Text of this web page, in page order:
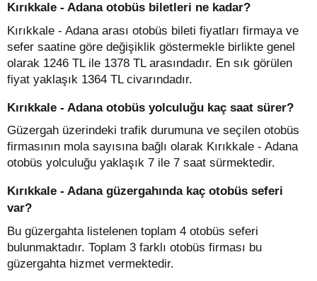
Kırıkkale - Adana otobüs biletleri ne kadar?
Kırıkkale - Adana arası otobüs bileti fiyatları firmaya ve
sefer saatine göre değişiklik göstermekle birlikte genel
olarak 1246 TL ile 1378 TL arasındadır. En sık görülen
fiyat yaklaşık 1364 TL civarındadır.
Kırıkkale - Adana otobüs yolculuğu kaç saat sürer?
Güzergah üzerindeki trafik durumuna ve seçilen otobüs
firmasının mola sayısına bağlı olarak Kırıkkale - Adana
otobüs yolculuğu yaklaşık 7 ile 7 saat sürmektedir.
Kırıkkale - Adana güzergahında kaç otobüs seferi
var?
Bu güzergahta listelenen toplam 4 otobüs seferi
bulunmaktadır. Toplam 3 farklı otobüs firması bu
güzergahta hizmet vermektedir.